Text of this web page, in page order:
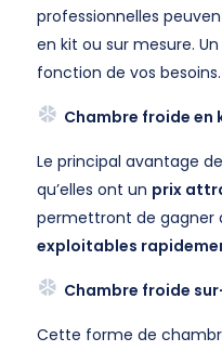
professionnelles
en kit ou sur mesure.
fonction de vos besoins.
Chambre froide en
Le principal avantage
qu’elles ont un prix
permettront de gagner
exploitables
Chambre froide
Cette forme de